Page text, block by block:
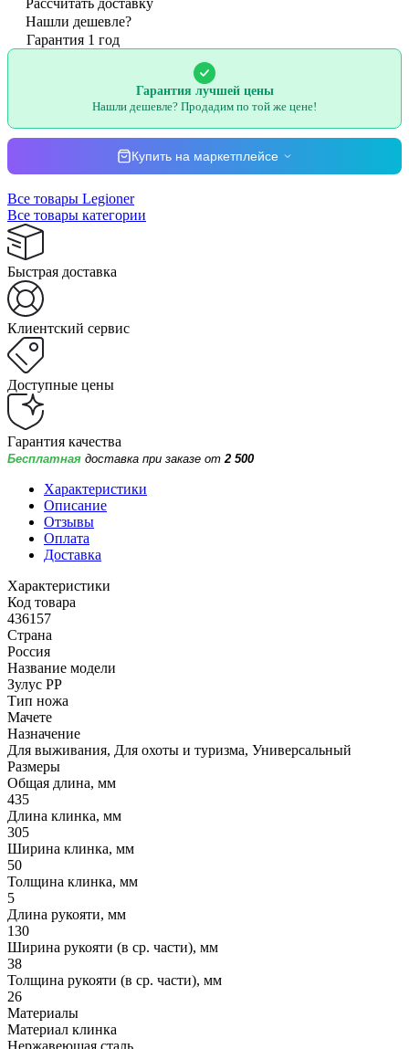
Нашли дешевле?
Гарантия 1 год
Гарантия лучшей цены
Нашли дешевле? Продадим по той же цене!
Купить на маркетплейсе
Все товары Legioner
Все товары категории
Быстрая доставка
Клиентский сервис
Доступные цены
Гарантия качества
Бесплатная доставка при заказе от 2 500
Характеристики
Описание
Отзывы
Оплата
Доставка
Характеристики
Код товара
436157
Страна
Россия
Название модели
Зулус РР
Тип ножа
Мачете
Назначение
Для выживания, Для охоты и туризма, Универсальный
Размеры
Общая длина, мм
435
Длина клинка, мм
305
Ширина клинка, мм
50
Толщина клинка, мм
5
Длина рукояти, мм
130
Ширина рукояти (в ср. части), мм
38
Толщина рукояти (в ср. части), мм
26
Материалы
Материал клинка
Нержавеющая сталь